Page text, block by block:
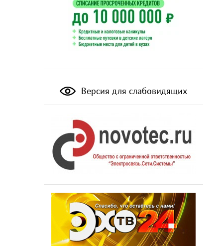
Версия для слабовидящих